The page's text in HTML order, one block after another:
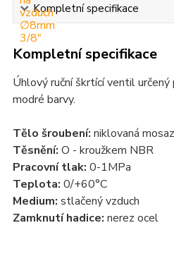
Kompletní specifikace
Kompletní specifikace
Úhlový ruční škrtící ventil
modré barvy.
Tělo šroubení: niklovaná
Těsnění: O - kroužkem NBR
Pracovní tlak: 0-1MPa
Teplota: 0/+60°C
Medium: stlačený vzduch
Zamknutí hadice: nerez ocel